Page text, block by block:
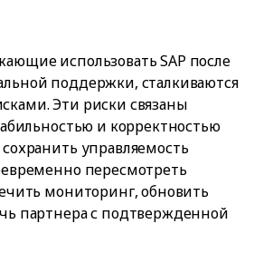
использовать SAP после
поддержки, сталкиваются
Эти риски связаны
и корректностью
управляемость
пересмотреть
мониторинг, обновить
партнера с подтвержденной